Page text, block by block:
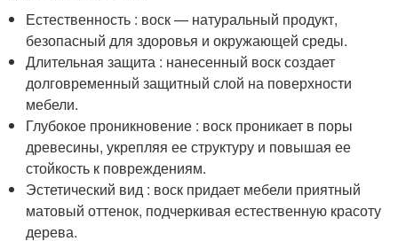
Естественность : воск — натуральный продукт,
безопасный для здоровья и окружающей среды.
Длительная защита : нанесенный воск создает
долговременный защитный слой на поверхности
мебели.
Глубокое проникновение : воск проникает в поры
древесины, укрепляя ее структуру и повышая ее
стойкость к повреждениям.
Эстетический вид : воск придает мебели приятный
матовый оттенок, подчеркивая естественную красоту
дерева.